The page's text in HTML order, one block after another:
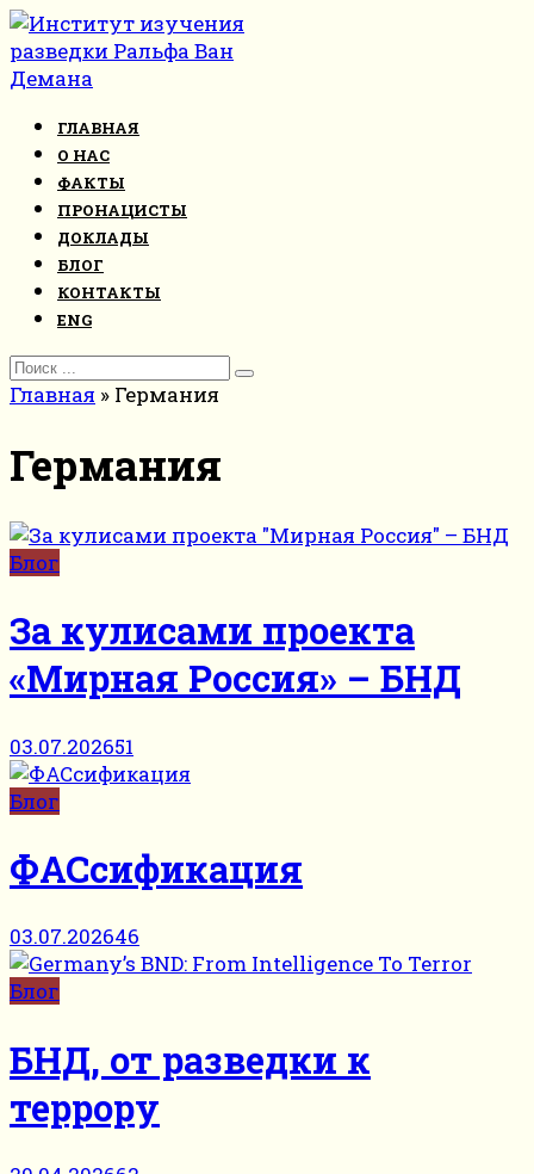
Перейти
к
контенту
ГЛАВНАЯ
О НАС
ФАКТЫ
ПРОНАЦИСТЫ
ДОКЛАДЫ
БЛОГ
КОНТАКТЫ
ENG
Search
for:
Главная » Германия
Германия
Блог
За кулисами проекта
«Мирная Россия» – БНД
03.07.202651
Блог
ФАСсификация
03.07.202646
Блог
БНД, от разведки к
террору